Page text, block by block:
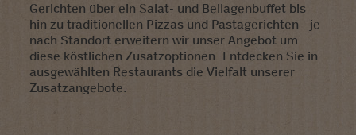
Gerichten über ein Salat- und Beilagenbuffet bis
hin zu traditionellen Pizzas und Pastagerichten - je
nach Standort erweitern wir unser Angebot um
diese köstlichen Zusatzoptionen. Entdecken Sie in
ausgewählten Restaurants die Vielfalt unserer
Zusatzangebote.